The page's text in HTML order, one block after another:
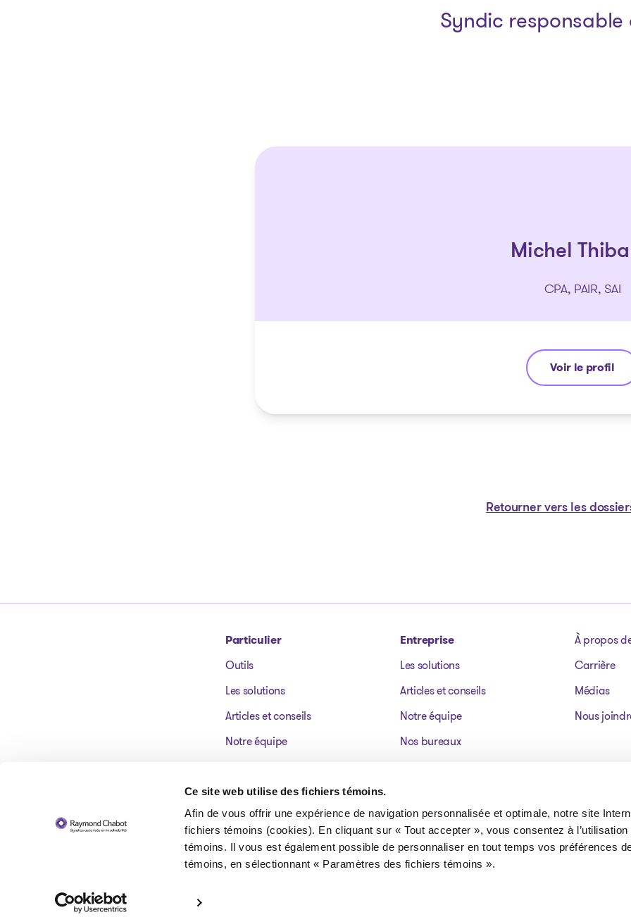
Ce site web utilise des fichiers témoins.
Afin de vous offrir une expérience de navigation personnalisée et optimale, notre site
fichiers témoins (cookies). En cliquant sur « Tout accepter », vous consentez à
témoins. Il vous est également possible de personnaliser en tout temps vos préférences
témoins, en sélectionnant « Paramètres des fichiers témoins ».
Syndic responsable
Michel
CPA, PAIR, SAI
Voir le profil
Michel Thibault
Retourner vers les
Particulier
Outils
Les solutions
Articles et conseils
Notre équipe
Témoignages
FAQ
Entreprise
Les solutions
Articles et conseils
Notre équipe
Nos bureaux
FAQ
À propos
Carrière
Médias
Nous
© 2026 Raymond Chabot inc. Syndics autorisés en insolvabilité